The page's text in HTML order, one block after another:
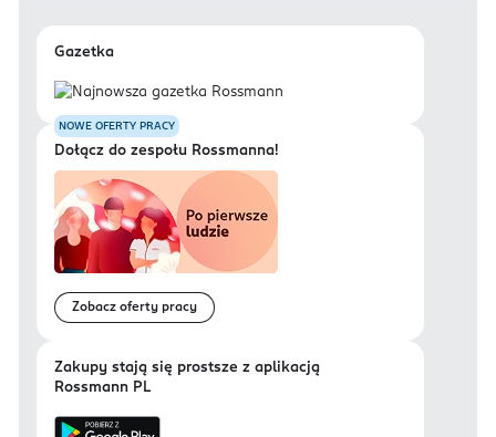
Gazetka
NOWE OFERTY PRACY
Dołącz do zespołu Rossmanna!
Zobacz oferty pracy
Zakupy stają się prostsze z aplikacją
Rossmann PL